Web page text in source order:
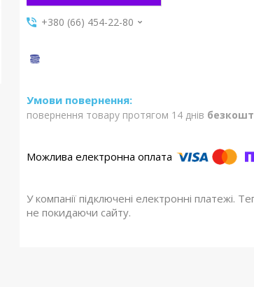
+380 (66) 454-22-80
повернення товару протягом 14 днів
У компанії підключені електронні платежі.
не покидаючи сайту.